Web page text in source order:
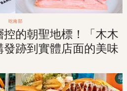
吃南部
控的朝聖地標！「木木
跡到實體店面的美味